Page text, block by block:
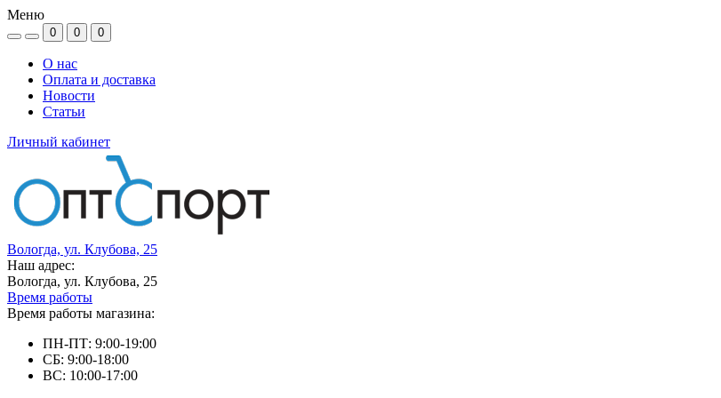
Меню
0 0 0
О нас
Оплата и доставка
Новости
Статьи
Личный кабинет
Вологда, ул. Клубова, 25
Наш адрес:
Вологда, ул. Клубова, 25
Время работы
Время работы магазина:
ПН-ПТ: 9:00-19:00
СБ: 9:00-18:00
ВС: 10:00-17:00